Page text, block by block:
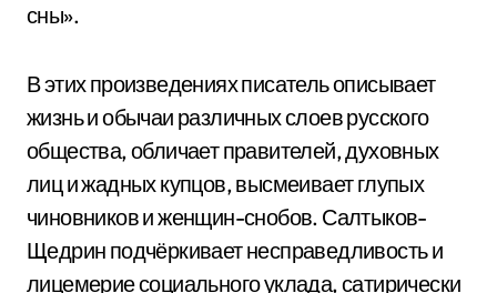
сны».
В этих произведениях писатель описывает
жизнь и обычаи различных слоев русского
общества, обличает правителей, духовных
лиц и жадных купцов, высмеивает глупых
чиновников и женщин-снобов. Салтыков-
Щедрин подчёркивает несправедливость и
лицемерие социального уклада, сатирически